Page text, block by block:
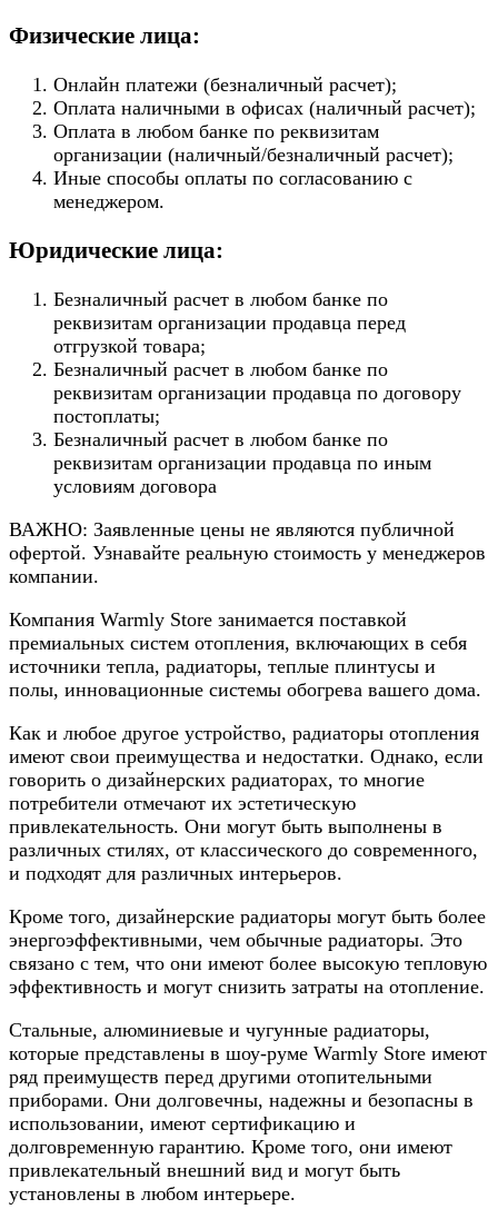
Физические лица:
Онлайн платежи (безналичный расчет);
Оплата наличными в офисах (наличный расчет);
Оплата в любом банке по реквизитам
организации (наличный/безналичный расчет);
Иные способы оплаты по согласованию с
менеджером.
Юридические лица:
Безналичный расчет в любом банке по
реквизитам организации продавца перед
отгрузкой товара;
Безналичный расчет в любом банке по
реквизитам организации продавца по договору
постоплаты;
Безналичный расчет в любом банке по
реквизитам организации продавца по иным
условиям договора
ВАЖНО: Заявленные цены не являются публичной
офертой. Узнавайте реальную стоимость у менеджеров
компании.
Компания Warmly Store занимается поставкой
премиальных систем отопления, включающих в себя
источники тепла, радиаторы, теплые плинтусы и
полы, инновационные системы обогрева вашего дома.
Как и любое другое устройство, радиаторы отопления
имеют свои преимущества и недостатки. Однако, если
говорить о дизайнерских радиаторах, то многие
потребители отмечают их эстетическую
привлекательность. Они могут быть выполнены в
различных стилях, от классического до современного,
и подходят для различных интерьеров.
Кроме того, дизайнерские радиаторы могут быть более
энергоэффективными, чем обычные радиаторы. Это
связано с тем, что они имеют более высокую тепловую
эффективность и могут снизить затраты на отопление.
Стальные, алюминиевые и чугунные радиаторы,
которые представлены в шоу-руме Warmly Store имеют
ряд преимуществ перед другими отопительными
приборами. Они долговечны, надежны и безопасны в
использовании, имеют сертификацию и
долговременную гарантию. Кроме того, они имеют
привлекательный внешний вид и могут быть
установлены в любом интерьере.